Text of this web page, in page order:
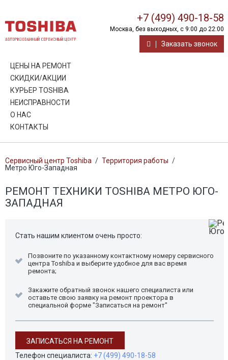
+7 (499) 490-18-58
Москва, без выходных, с 9:00 до 22:00
Заказать звонок
ЦЕНЫ НА РЕМОНТ
СКИДКИ/АКЦИИ
КУРЬЕР TOSHIBA
НЕИСПРАВНОСТИ
О НАС
КОНТАКТЫ
Сервисный центр Toshiba / Территория работы /
Метро Юго-Западная
РЕМОНТ ТЕХНИКИ TOSHIBA МЕТРО ЮГО-
ЗАПАДНАЯ
Стать нашим клиентом очень просто:
Позвоните по указанному контактному номеру сервисного
центра Toshiba и выберите удобное для вас время
ремонта;
Закажите обратный звонок нашего специалиста или
оставьте свою заявку на ремонт проектора в
специальной форме "Записаться на ремонт"
ЗАПИСАТЬСЯ НА РЕМОНТ
Телефон специалиста: +7 (499) 490-18-58